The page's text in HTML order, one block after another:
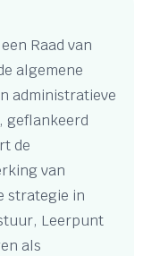
Raad van
algemene
administratieve
geflankeerd
de
van
strategie in
Leerpunt
als